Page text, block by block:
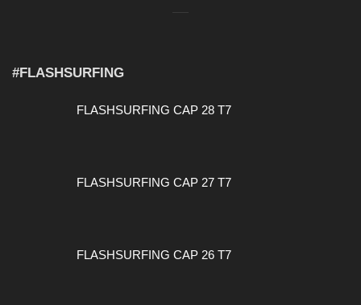
#FLASHSURFING
FLASHSURFING CAP 28 T7
FLASHSURFING CAP 27 T7
FLASHSURFING CAP 26 T7